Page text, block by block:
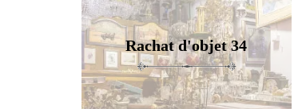
Rachat d'objet 34